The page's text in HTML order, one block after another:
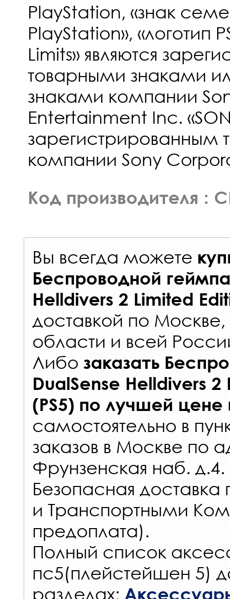
PlayStation, «знак
PlayStation», «логотип
Limits» являются
товарными знаками
знаками компании
Entertainment Inc.
зарегистрированным
компании Sony
Код производителя :
Вы всегда можете
Беспроводной
Helldivers 2 Limited
доставкой по
области и всей
Либо заказать
DualSense Helldivers 2
(PS5) по лучшей цене
самостоятельно в
заказов в Москве по
Фрунзенская наб. д.4.
Безопасная
и Транспортными
предоплата).
Полный список
пс5(плейстейшен 5)
разделах: